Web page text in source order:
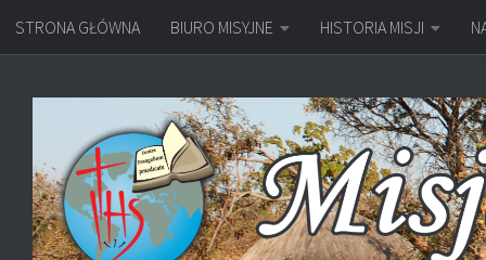
Przejdź do treści
STRONA GŁÓWNA BIURO MISYJNE HISTORIA MISJI